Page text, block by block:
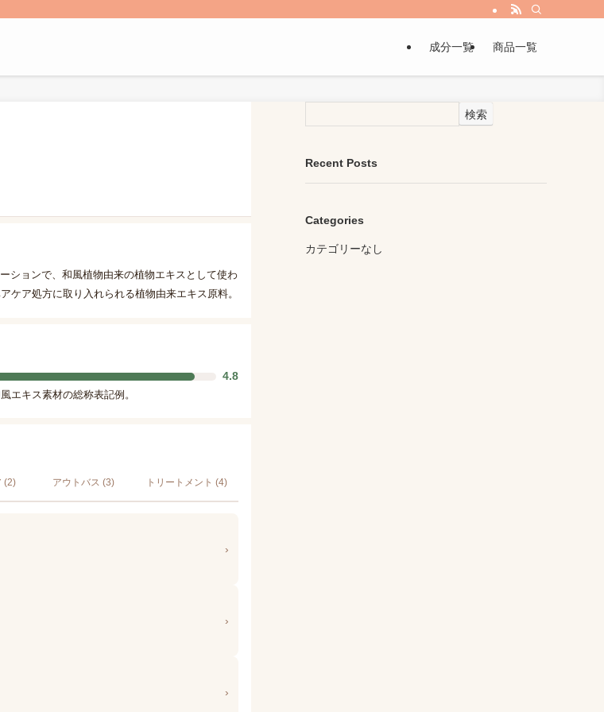
成分一覧 商品一覧
ションで、和風植物由来の植物エキスとして使わ
ケア処方に取り入れられる植物由来エキス原料。
4.8
エキス素材の総称表記例。
(2) アウトバス (3) トリートメント (4)
›
›
›
検索
Recent Posts
Categories
カテゴリーなし